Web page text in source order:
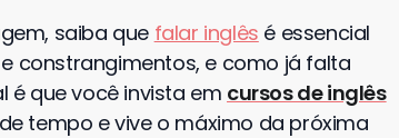
saiba que falar inglês é essencial
constrangimentos, e como já falta
é que você invista em cursos de inglês
tempo e vive o máximo da próxima